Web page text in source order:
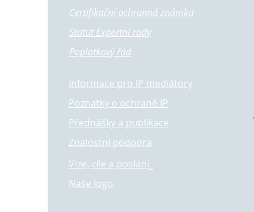
Certifikační ochranná známka
Statut Expertní rady
Poplatkový řád
Informace pro IP mediátory
Poznatky o ochraně IP
Přednášky a publikace
Znalostní podpora
Vize, cíle a poslání
Naše logo